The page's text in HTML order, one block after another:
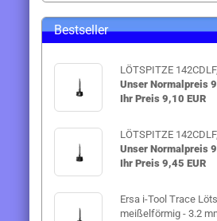
Bestseller
LÖTSPITZE
Unser Normalpreis
Ihr Preis 9,10 EUR
LÖTSPITZE
Unser Normalpreis
Ihr Preis 9,45 EUR
Ersa i-Tool Trace
meißelförmig - 3.2